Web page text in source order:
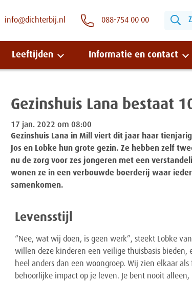
info@dichterbij.nl 088-754 00 00
Leeftijden Informatie en contact
Gezinshuis Lana bestaat
17 jan. 2022 om 08:00
Gezinshuis Lana in Mill viert dit jaar haar
Jos en Lobke hun grote gezin. Ze hebben zelf
nu de zorg voor zes jongeren met een
wonen ze in een verbouwde boerderij waar
samenkomen.
Levensstijl
“Nee, wat wij doen, is geen werk”, steekt Lobke
willen deze kinderen een veilige thuisbasis bieden,
heel anders dan een woongroep. Wij zien elkaar
behoorlijke impact op je leven. Je bent nooit
Snel naar:
Wonen bij Dichterbij
Zinvolle dagbesteding